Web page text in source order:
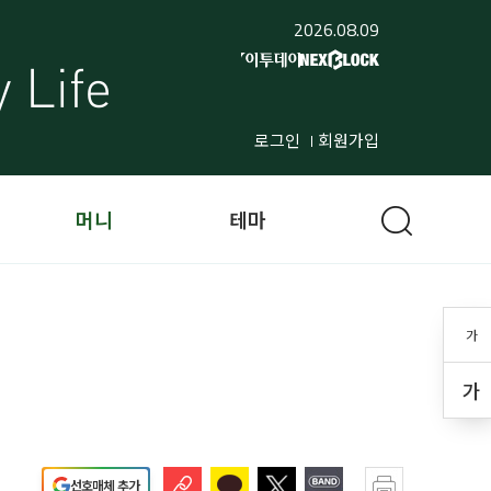
2026.08.09
로그인 회원가입
가
가
머니 테마
선호매체 추가